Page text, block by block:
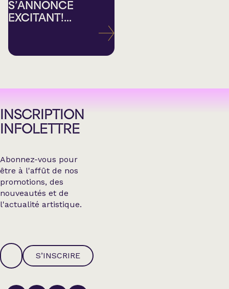
S’ANNONCE
EXCITANT!...
INSCRIPTION
INFOLETTRE
Abonnez-vous pour
être à l'affût de nos
promotions, des
nouveautés et de
l'actualité artistique.
S’INSCRIRE